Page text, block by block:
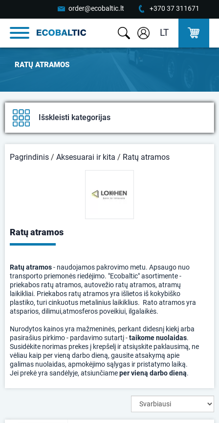
order@ecobaltic.lt +370 37 311671
LT
RATŲ ATRAMOS
Išskleisti kategorijas
Pagrindinis / Aksesuarai ir kita / Ratų atramos
Ratų atramos
Ratų atramos- naudojamos pakrovimo metu. Apsaugo nuo
transporto priemonės riedėjimo. "Ecobaltic" asortimente -
priekabos ratų atramos, autovežio ratų atramos, atramų
laikikliai. Priekabos ratų atramos yra išlietos iš kokybiško
plastiko, turi cinkuotus metalinius laikiklius. Rato atramos yra
atsparios, dilimui,atmosferos poveikiui, ilgalaikės.
Nurodytos kainos yra mažmeninės, perkant didesnį kiekį arba
pasirašius pirkimo - pardavimo sutartį -taikome nuolaidas.
Susidėkite norimas prekes į krepšelį ir atsiųskite paklausimą, ne
vėliau kaip per vieną darbo dieną, gausite atsakymą apie
galimas nuolaidas, apmokėjimo sąlygas ir pristatymo laiką.
Jei prekė yra sandėlyje, atsiunčiameper vieną darbo dieną.